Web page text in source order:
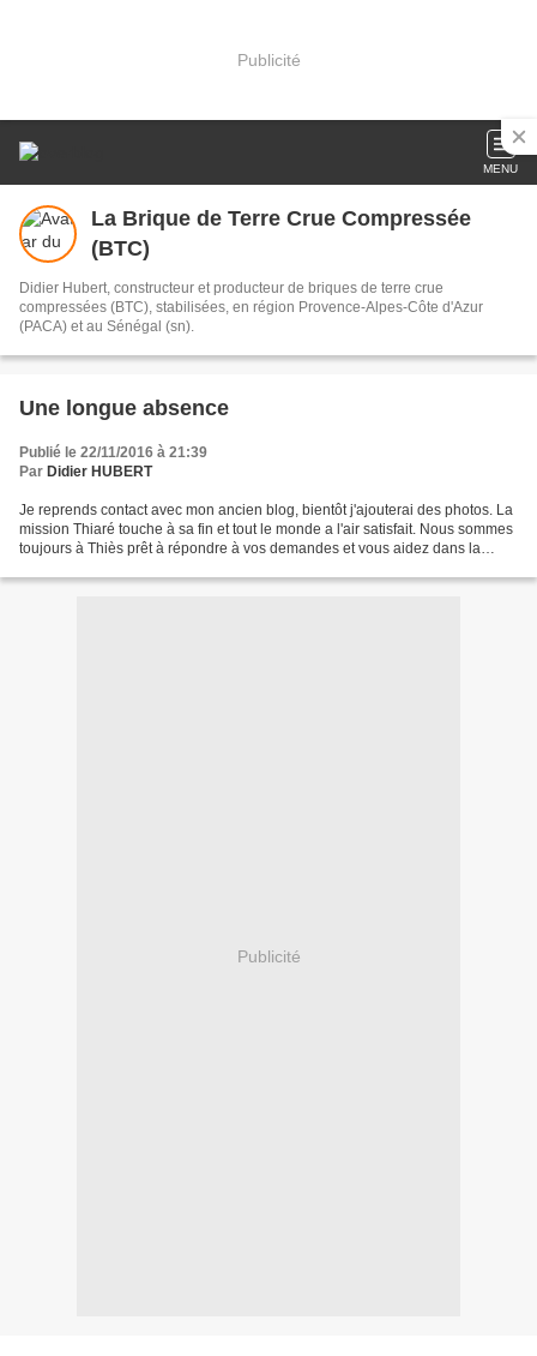
Publicité
MENU
La Brique de Terre Crue Compressée
(BTC)
Didier Hubert, constructeur et producteur de briques de terre crue
compressées (BTC), stabilisées, en région Provence-Alpes-Côte d'Azur
(PACA) et au Sénégal (sn).
Une longue absence
Publié le 22/11/2016 à 21:39
Par Didier HUBERT
Je reprends contact avec mon ancien blog, bientôt j'ajouterai des photos. La
mission Thiaré touche à sa fin et tout le monde a l'air satisfait. Nous sommes
toujours à Thiès prêt à répondre à vos demandes et vous aidez dans la
Publicité